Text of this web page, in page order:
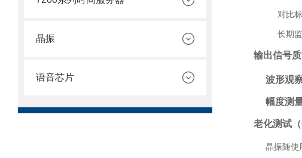
晶振
语音芯片
对比
长期
输出信号
波形观
幅度测
老化测试（
晶振随使